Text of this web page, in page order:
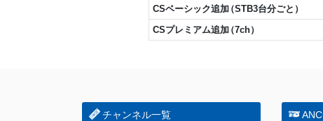
CSベーシック追加（STB3台分ごと）
CSプレミアム追加（7ch）
チャンネル一覧